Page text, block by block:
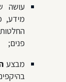
עושה
מידע,
פנים;
מבצע